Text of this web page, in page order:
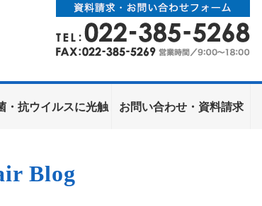
ムと介護リフォームは｜株式会社アクエ
・抗ウイルスに光触 お問い合わせ・資料請求
Blog